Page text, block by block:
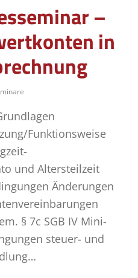
–
in
Funktionsweise
und Altersteilzeit
Änderungen
§ 7c SGB IV Mini-
steuer- und